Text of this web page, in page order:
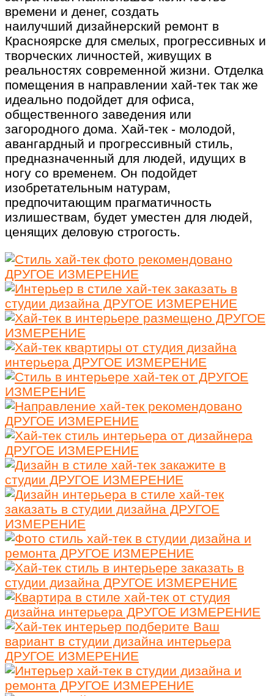
времени и денег, создать
наилучший дизайнерский ремонт в
Красноярске для смелых, прогрессивных и
творческих личностей, живущих в
реальностях современной жизни. Отделка
помещения в направлении хай-тек так же
идеально подойдет для офиса,
общественного заведения или
загородного дома. Хай-тек - молодой,
авангардный и прогрессивный стиль,
предназначенный для людей, идущих в
ногу со временем. Он подойдет
изобретательным натурам,
предпочитающим прагматичность
излишествам, будет уместен для людей,
ценящих деловую строгость.